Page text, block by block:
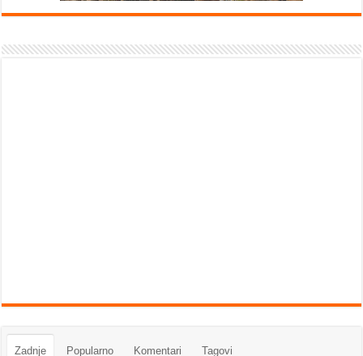
Zadnje Popularno Komentari Tagovi